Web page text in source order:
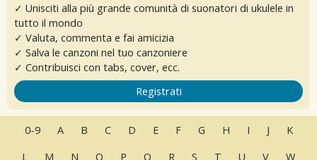
✓ Unisciti alla più grande comunità di suonatori di ukulele in
tutto il mondo
✓ Valuta, commenta e fai amicizia
✓ Salva le canzoni nel tuo canzoniere
✓ Contribuisci con tabs, cover, ecc.
Registrati
0-9 A B C D E F G H I J
K
L
M N O P Q R S T U V W